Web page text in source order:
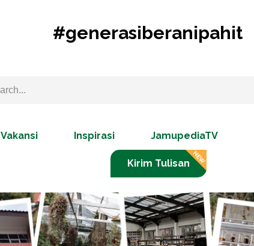
#generasiberanipahit
Vakansi Inspirasi JamupediaTV
Kirim Tulisan